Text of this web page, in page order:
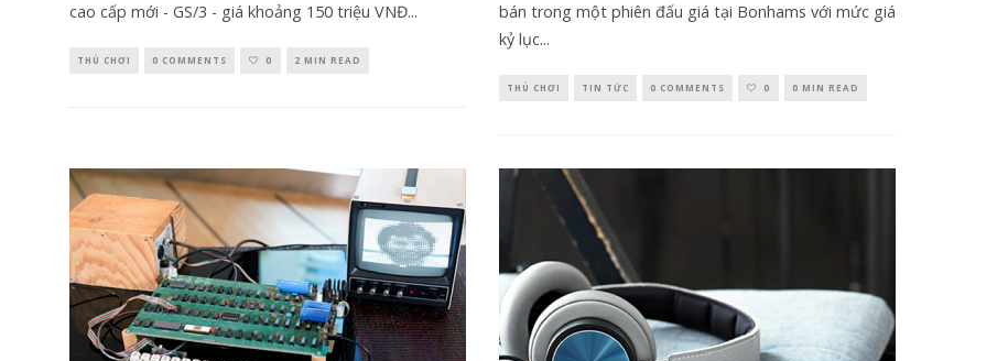
cao cấp mới - GS/3 - giá khoảng 150 triệu VNĐ...
THÚ CHƠI 0 COMMENTS 0 2 MIN READ
bán trong một phiên đấu giá tại Bonhams với mức giá
kỷ lục...
THÚ CHƠI TIN TỨC 0 COMMENTS 0 0 MIN READ